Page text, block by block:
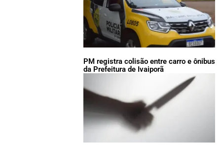
PM registra colisão entre carro e ônibus
da Prefeitura de Ivaiporã